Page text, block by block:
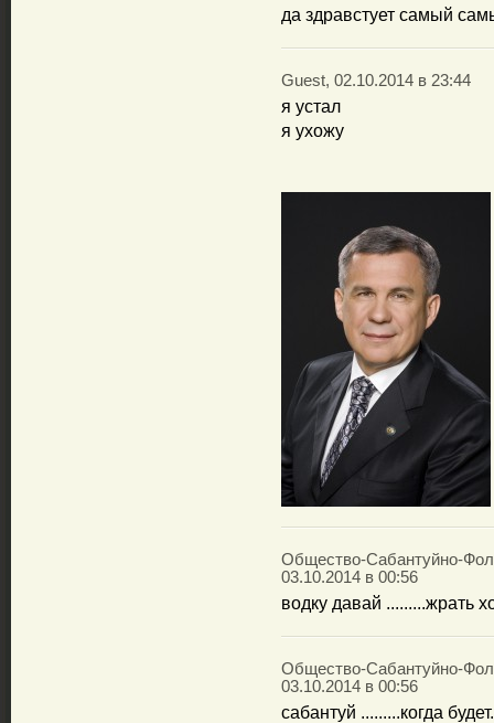
да здравстует самый
Guest, 02.10.2014 в 23:44
я устал
я ухожу
Общество-Сабантуйно-
03.10.2014 в 00:56
водку давай .........жрать
Общество-Сабантуйно-
03.10.2014 в 00:56
сабантуй .........когда